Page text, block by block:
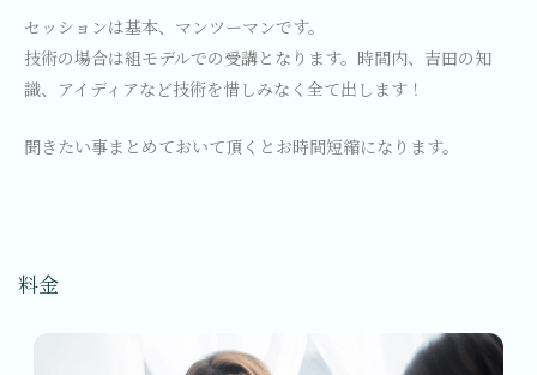
セッションは基本、マンツーマンです。
技術の場合は組モデルでの受講となります。時間内、吉田の知
識、アイディアなど技術を惜しみなく全て出します！
聞きたい事まとめておいて頂くとお時間短縮になります。
料金